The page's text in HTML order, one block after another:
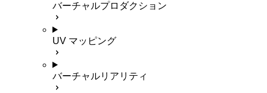
バーチャルプロダクション
UV マッピング
バーチャルリアリティ